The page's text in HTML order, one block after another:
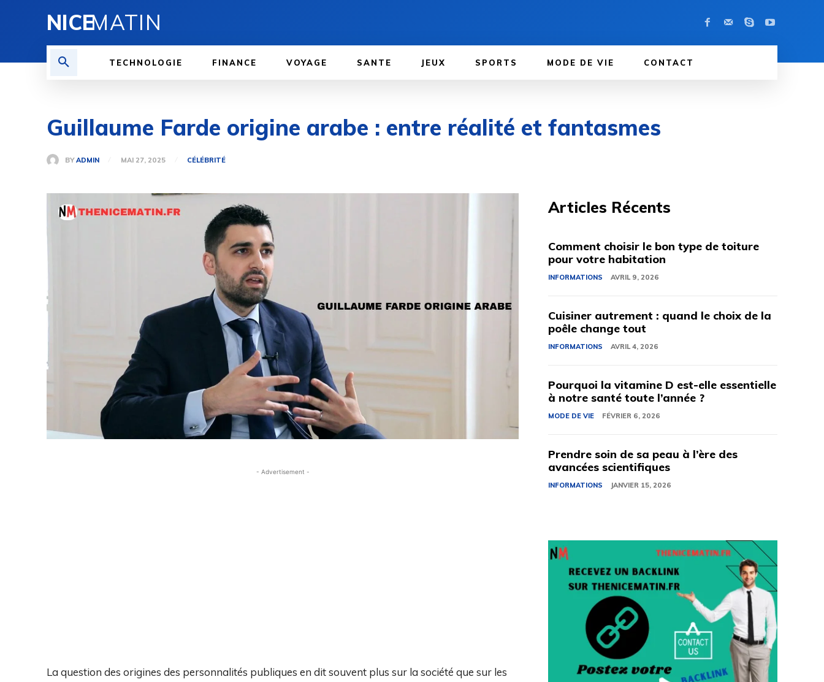
NICEMATIN
TECHNOLOGIE FINANCE VOYAGE SANTE JEUX SPORTS MODE DE VIE CONTACT
Guillaume Farde origine arabe : entre réalité et fantasmes
BY ADMIN MAI 27, 2025 CÉLÉBRITÉ
- Advertisement -
La question des origines des personnalités publiques en dit souvent plus sur la société que sur les
Articles Récents
Comment choisir le bon type de toiture
pour votre habitation
INFORMATIONS AVRIL 9, 2026
Cuisiner autrement : quand le choix de la
poêle change tout
INFORMATIONS AVRIL 4, 2026
Pourquoi la vitamine D est-elle essentielle
à notre santé toute l’année ?
MODE DE VIE FÉVRIER 6, 2026
Prendre soin de sa peau à l’ère des
avancées scientifiques
INFORMATIONS JANVIER 15, 2026